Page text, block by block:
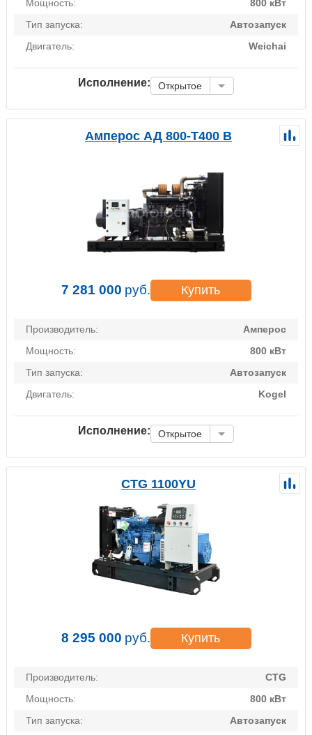
Мощность:
800 кВт
Тип запуска:
Автозапуск
Двигатель:
Weichai
Исполнение: Открытое
Амперос АД 800-Т400 B
7 281 000 руб. Купить
Производитель:
Амперос
Мощность:
800 кВт
Тип запуска:
Автозапуск
Двигатель:
Kogel
Исполнение: Открытое
CTG 1100YU
8 295 000 руб. Купить
Производитель:
CTG
Мощность:
800 кВт
Тип запуска:
Автозапуск